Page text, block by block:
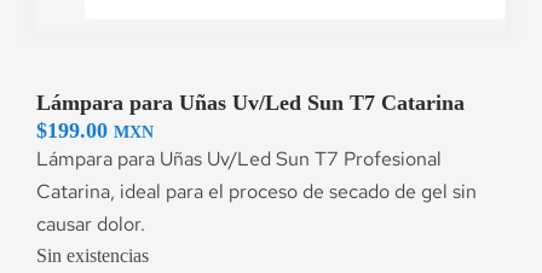
Lámpara para Uñas Uv/Led Sun T7 Catarina
$199.00 MXN
Lámpara para Uñas Uv/Led Sun T7 Profesional
Catarina, ideal para el proceso de secado de gel sin
causar dolor.
Sin existencias